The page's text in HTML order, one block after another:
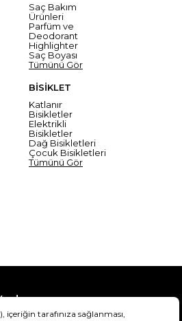
Saç Bakım
Ürünleri
Parfüm ve
Deodorant
Highlighter
Saç Boyası
Tümünü Gör
BİSİKLET
Katlanır
Bisikletler
Elektrikli
Bisikletler
Dağ Bisikletleri
Çocuk Bisikletleri
Tümünü Gör